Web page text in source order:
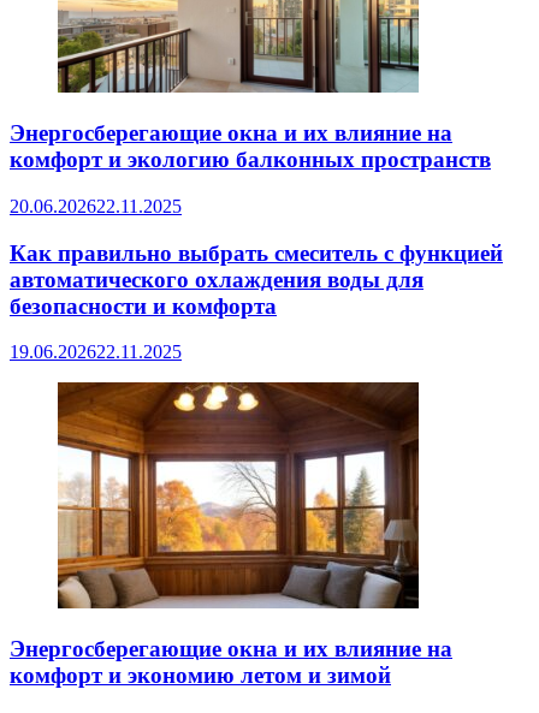
Энергосберегающие окна и их влияние на
комфорт и экологию балконных пространств
20.06.202622.11.2025
Как правильно выбрать смеситель с функцией
автоматического охлаждения воды для
безопасности и комфорта
19.06.202622.11.2025
Энергосберегающие окна и их влияние на
комфорт и экономию летом и зимой